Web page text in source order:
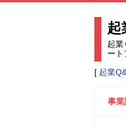
起
起業
ート
[ 起業
事業